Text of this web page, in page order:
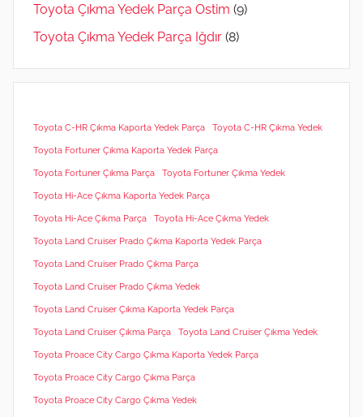
Toyota Çıkma Yedek Parça Ostim (9)
Toyota Çıkma Yedek Parça Iğdır (8)
Toyota C-HR Çıkma Kaporta Yedek Parça Toyota C-HR Çıkma Yedek
Toyota Fortuner Çıkma Kaporta Yedek Parça
Toyota Fortuner Çıkma Parça Toyota Fortuner Çıkma Yedek
Toyota Hi-Ace Çıkma Kaporta Yedek Parça
Toyota Hi-Ace Çıkma Parça Toyota Hi-Ace Çıkma Yedek
Toyota Land Cruiser Prado Çıkma Kaporta Yedek Parça
Toyota Land Cruiser Prado Çıkma Parça
Toyota Land Cruiser Prado Çıkma Yedek
Toyota Land Cruiser Çıkma Kaporta Yedek Parça
Toyota Land Cruiser Çıkma Parça Toyota Land Cruiser Çıkma Yedek
Toyota Proace City Cargo Çıkma Kaporta Yedek Parça
Toyota Proace City Cargo Çıkma Parça
Toyota Proace City Cargo Çıkma Yedek